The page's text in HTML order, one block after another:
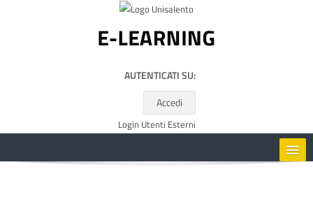
AUTENTICATI SU:
Accedi
Login Utenti Esterni